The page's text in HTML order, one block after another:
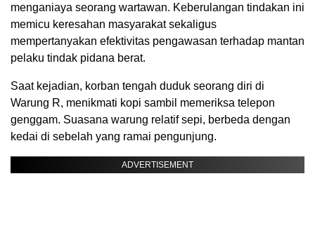
menganiaya seorang wartawan. Keberulangan tindakan ini
memicu keresahan masyarakat sekaligus
mempertanyakan efektivitas pengawasan terhadap mantan
pelaku tindak pidana berat.
Saat kejadian, korban tengah duduk seorang diri di
Warung R, menikmati kopi sambil memeriksa telepon
genggam. Suasana warung relatif sepi, berbeda dengan
kedai di sebelah yang ramai pengunjung.
ADVERTISEMENT